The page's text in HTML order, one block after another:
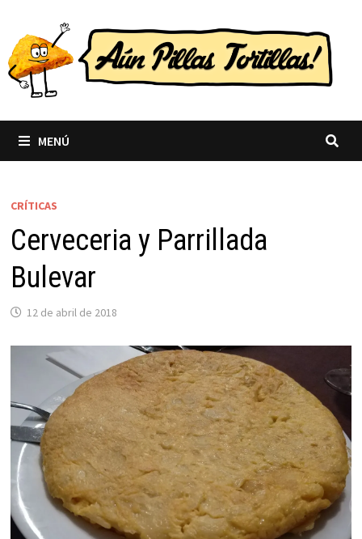
contenido
MENÚ
CRÍTICAS
Cerveceria y Parrillada
Bulevar
12 de abril de 2018